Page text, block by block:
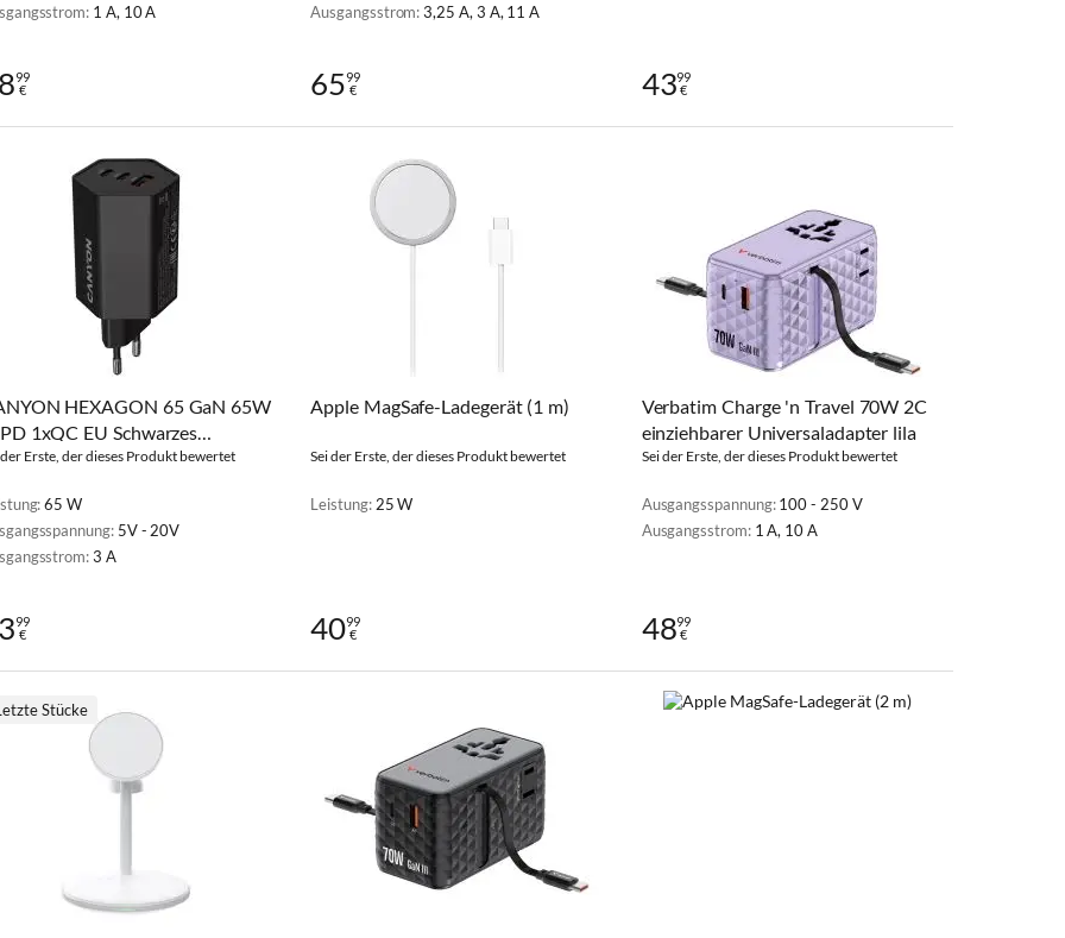
1 A, 10 A
99
€
Ausgangsstrom:3,25 A, 3 A, 11 A
6599
€
4399
€
HEXAGON 65 GaN 65W
1xQC EU Schwarzes
der Erste, der dieses Produkt bewertet
65 W
5V - 20V
3 A
99
€
Apple MagSafe-Ladegerät (1 m)
Sei der Erste, der dieses Produkt bewertet
Leistung: 25 W
4099
€
Verbatim Charge 'n Travel 70W 2C
einziehbarer Universaladapter lila
Sei der Erste, der dieses Produkt bewertet
Ausgangsspannung:100 - 250 V
Ausgangsstrom: 1 A, 10 A
4899
€
Stücke